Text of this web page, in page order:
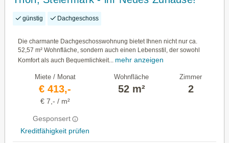
günstig Dachgeschoss
Die charmante Dachgeschosswohnung bietet Ihnen nicht nur ca.
52,57 m² Wohnfläche, sondern auch einen Lebensstil, der sowohl
Komfort als auch Bequemlichkeit... mehr anzeigen
Miete / Monat
€ 413,-
€ 7,- / m²
Gesponsert
Kreditfähigkeit prüfen
Wohnfläche
52 m²
Zimmer
2